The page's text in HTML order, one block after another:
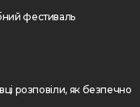
фестиваль
розповіли, як безпечно